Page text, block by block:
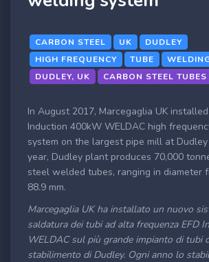
CARBON STEEL UK
DUDLEY
HIGH FREQUENCY
TUBE
DUDLEY, UK
CARBON STEEL TUBES
In August 2017, Marcegaglia UK
Induction 400kW WELDAC high
system on the largest pipe mill at
year, Dudley plant produces 70,000
steel welded tubes, ranging in diameter
88.9 mm.
Marcegaglia UK ha installato un nuovo
saldatura dei tubi ad alta frequenza EFD
WELDAC sul più grande impianto di tubi
stabilimento di Dudley. Ogni anno lo